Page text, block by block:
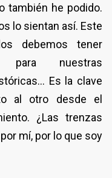
también he podido.
lo sientan así. Este
debemos tener
para nuestras
Es la clave
al otro desde el
¿Las trenzas
mí, por lo que soy